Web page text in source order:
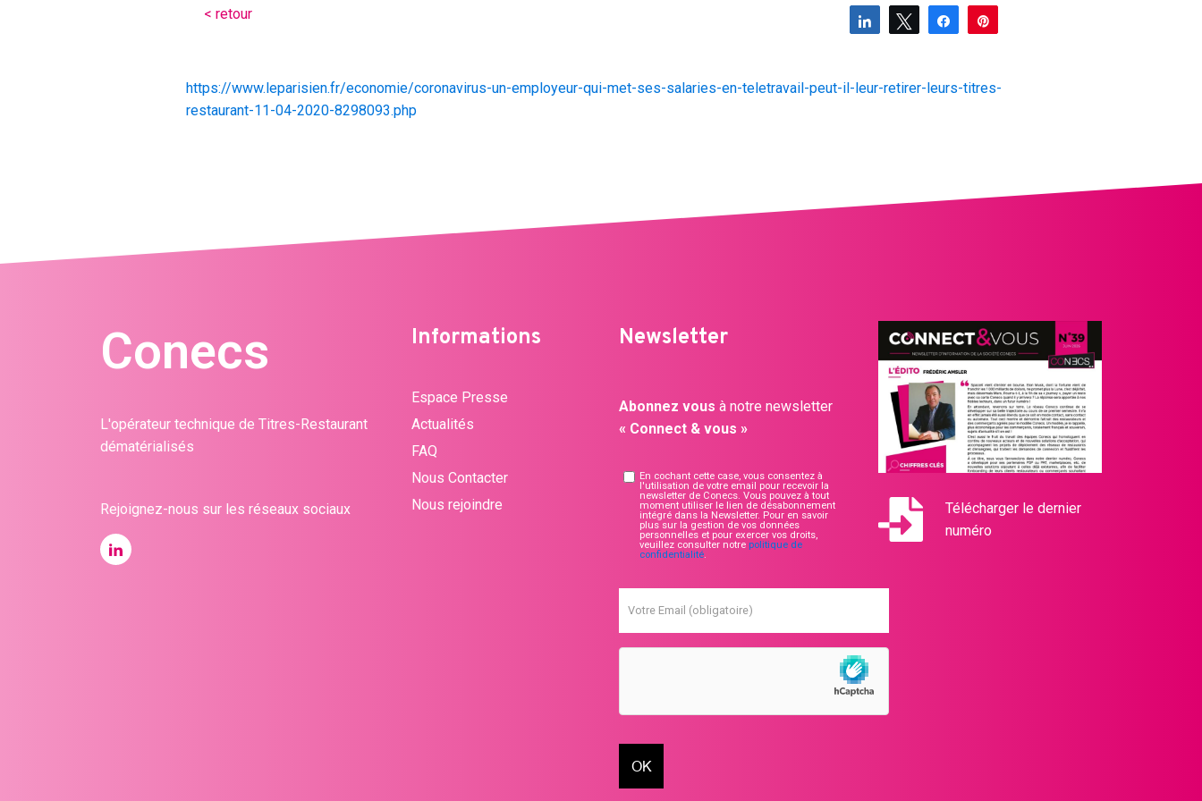
< retour Partagez Tweetez Partagez
https://www.leparisien.fr/economie/coronavirus-un-employeur-qui-met-ses-salaries-en-teletravail-peut-il-leur-retirer-leurs-titres-
restaurant-11-04-2020-8298093.php
Conecs
L'opérateur technique de Titres-Restaurant
dématérialisés
Rejoignez-nous sur les réseaux sociaux
Informations
Espace Presse
Actualités
FAQ
Nous Contacter
Nous rejoindre
Newsletter
Abonnez vous à notre newsletter
« Connect & vous »
En cochant cette case, vous consentez à
l'utilisation de votre email pour recevoir la
newsletter de Conecs. Vous pouvez à tout
moment utiliser le lien de désabonnement
intégré dans la Newsletter. Pour en savoir
plus sur la gestion de vos données
personnelles et pour exercer vos droits,
veuillez consulter notre politique de
confidentialité.
Votre Email (obligatoire)
Télécharger le dernier
numéro